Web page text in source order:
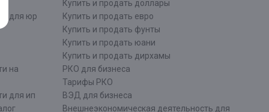
для юр
на
для ип
Купить и продать доллары
Купить и продать евро
Купить и продать фунты
Купить и продать юани
Купить и продать дирхамы
РКО для бизнеса
Тарифы РКО
ВЭД для бизнеса
Внешнеэкономическая деятельность для